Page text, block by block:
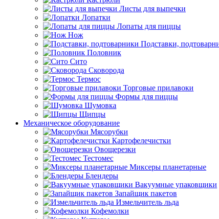
Листы для выпечки
Лопатки
Лопаты для пиццы
Нож
Подставки,
Половник
Сито
Сковорода
Термос
Торговые прилавоки
Формы для пиццы
Шумовка
Щипцы
Механическое оборудование
Мясорубки
Картофелечистки
Овощерезки
Тестомес
Миксеры планетарные
Блендеры
Вакуумные упаковщики
Запайщик пакетов
Измельчитель льда
Кофемолки